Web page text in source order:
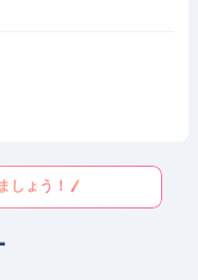
しょう！